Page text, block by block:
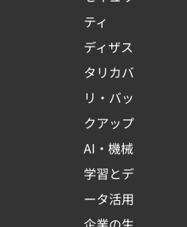
ティ
ディザス
タリカバ
リ・バッ
クアップ
AI・機械
学習とデ
ータ活用